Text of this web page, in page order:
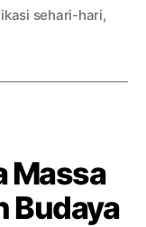
sehari-hari,
Massa
Budaya